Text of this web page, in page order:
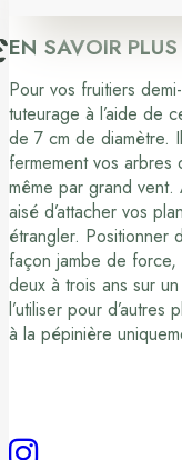
EN SAVOIR
Pour vos fruitiers
tuteurage à l’aide de
de 7 cm de diamètre.
fermement vos
même par grand vent.
aisé d’attacher vos
étrangler. Positionner
façon jambe de
deux à trois ans sur
l’utiliser pour
à la pépinière